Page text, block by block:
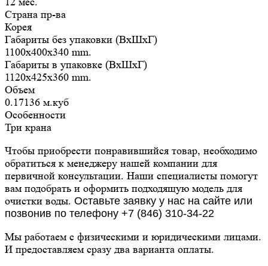
Страна пр-ва
Корея
Габариты без упаковки (ВxШxГ)
1100x400x340 mm.
Габариты в упаковке (ВxШxГ)
1120x425x360 mm.
Объем
0.17136 м.куб
Особенности
Три крана
Чтобы приобрести понравившийся товар, необходимо
обратиться к менеджеру нашей компании для
первичной консультации. Наши специалисты помогут
вам подобрать и оформить подходящую модель для
очистки воды. Оставьте заявку у нас на сайте или
позвонив по телефону +7 (846) 310-34-22
Мы работаем с физическими и юридическими лицами.
И предоставляем сразу два варианта оплаты.